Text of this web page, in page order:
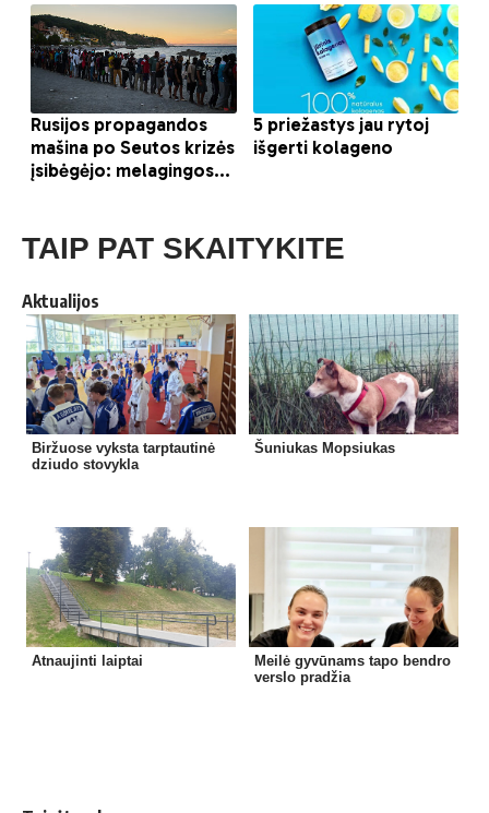
TAIP PAT SKAITYKITE
Aktualijos
Biržuose vyksta tarptautinė
dziudo stovykla
Šuniukas Mopsiukas
Atnaujinti laiptai
Meilė gyvūnams tapo bendro
verslo pradžia